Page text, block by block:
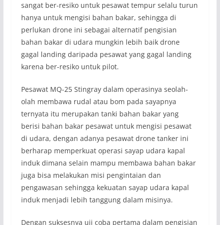
sangat ber-resiko untuk pesawat tempur selalu turun
hanya untuk mengisi bahan bakar, sehingga di
perlukan drone ini sebagai alternatif pengisian
bahan bakar di udara mungkin lebih baik drone
gagal landing daripada pesawat yang gagal landing
karena ber-resiko untuk pilot.
Pesawat MQ-25 Stingray dalam operasinya seolah-
olah membawa rudal atau bom pada sayapnya
ternyata itu merupakan tanki bahan bakar yang
berisi bahan bakar pesawat untuk mengisi pesawat
di udara, dengan adanya pesawat drone tanker ini
berharap memperkuat operasi sayap udara kapal
induk dimana selain mampu membawa bahan bakar
juga bisa melakukan misi pengintaian dan
pengawasan sehingga kekuatan sayap udara kapal
induk menjadi lebih tanggung dalam misinya.
Dengan suksesnya uji coba pertama dalam pengisian